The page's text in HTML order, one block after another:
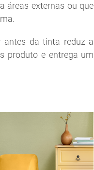
áreas externas ou que
antes da tinta reduz a
produto e entrega um